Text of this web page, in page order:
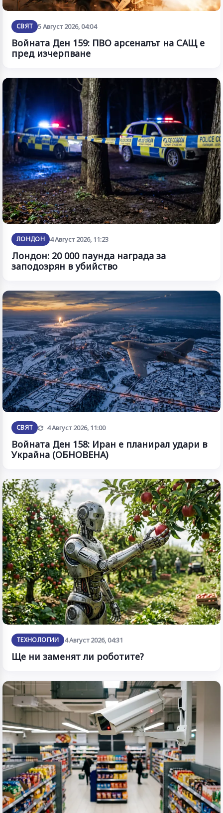
СВЯТ 5 Август 2026, 04:04
Войната Ден 159: ПВО арсеналът на САЩ е
пред изчерпване
ЛОНДОН 4 Август 2026, 11:23
Лондон: 20 000 паунда награда за
заподозрян в убийство
СВЯТ Обновена
4 Август 2026, 11:00
Войната Ден 158: Иран е планирал удари в
Украйна (ОБНОВЕНА)
ТЕХНОЛОГИИ 4 Август 2026, 04:31
Ще ни заменят ли роботите?